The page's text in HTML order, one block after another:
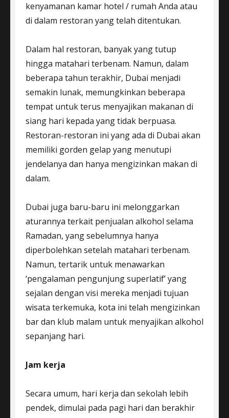
kenyamanan kamar hotel / rumah Anda atau
di dalam restoran yang telah ditentukan.
Dalam hal restoran, banyak yang tutup
hingga matahari terbenam. Namun, dalam
beberapa tahun terakhir, Dubai menjadi
semakin lunak, memungkinkan beberapa
tempat untuk terus menyajikan makanan di
siang hari kepada yang tidak berpuasa.
Restoran-restoran ini yang ada di Dubai akan
memiliki gorden gelap yang menutupi
jendelanya dan hanya mengizinkan makan di
dalam.
Dubai juga baru-baru ini melonggarkan
aturannya terkait penjualan alkohol selama
Ramadan, yang sebelumnya hanya
diperbolehkan setelah matahari terbenam.
Namun, tertarik untuk menawarkan
‘pengalaman pengunjung superlatif’ yang
sejalan dengan visi mereka menjadi tujuan
wisata terkemuka, kota ini telah mengizinkan
bar dan klub malam untuk menyajikan alkohol
sepanjang hari.
Jam kerja
Secara umum, hari kerja dan sekolah lebih
pendek, dimulai pada pagi hari dan berakhir